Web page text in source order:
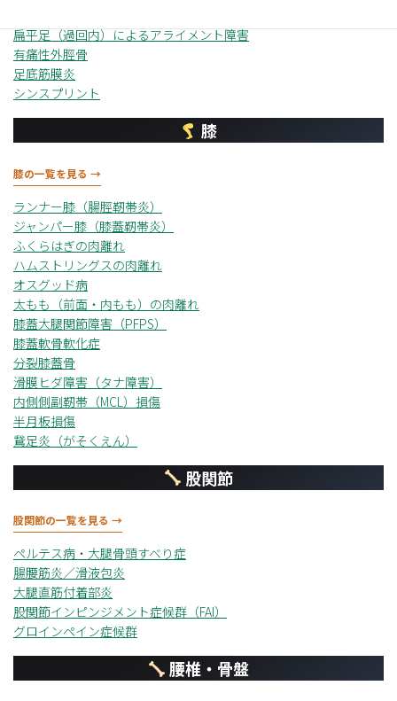
扁平足（過回内）によるアライメント障害
有痛性外脛骨
足底筋膜炎
シンスプリント
膝
膝の一覧を見る →
ランナー膝（腸脛靭帯炎）
ジャンパー膝（膝蓋靭帯炎）
ふくらはぎの肉離れ
ハムストリングスの肉離れ
オスグッド病
太もも（前面・内もも）の肉離れ
膝蓋大腿関節障害（PFPS）
膝蓋軟骨軟化症
分裂膝蓋骨
滑膜ヒダ障害（タナ障害）
内側側副靭帯（MCL）損傷
半月板損傷
鵞足炎（がそくえん）
股関節
股関節の一覧を見る →
ペルテス病・大腿骨頭すべり症
腸腰筋炎／滑液包炎
大腿直筋付着部炎
股関節インピンジメント症候群（FAI）
グロインペイン症候群
腰椎・骨盤